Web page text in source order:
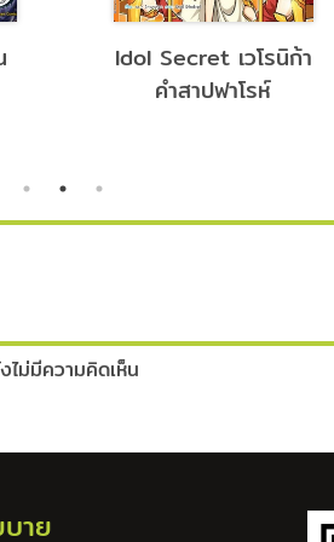
Idol Secret เวโรนิก้า
คำสาปฟาโรห์
ไม่มีความคิดเห็น
าย